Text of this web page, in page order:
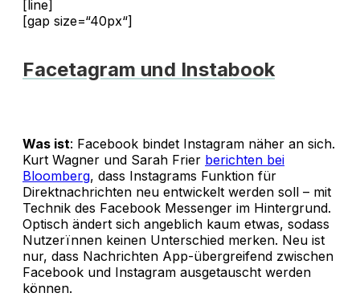
[line]
[gap size=“40px“]
Facetagram und Instabook
Was ist: Facebook bindet Instagram näher an sich.
Kurt Wagner und Sarah Frier berichten bei
Bloomberg, dass Instagrams Funktion für
Direktnachrichten neu entwickelt werden soll – mit
Technik des Facebook Messenger im Hintergrund.
Optisch ändert sich angeblich kaum etwas, sodass
Nutzerïnnen keinen Unterschied merken. Neu ist
nur, dass Nachrichten App-übergreifend zwischen
Facebook und Instagram ausgetauscht werden
können.